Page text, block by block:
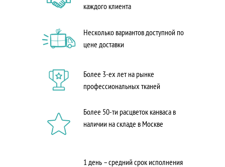
каждого клиента
Несколько вариантов доступной по
цене доставки
Более 3-ех лет на рынке
профессиональных тканей
Более 50-ти расцветок канваса в
наличии на складе в Москве
1 день – средний срок исполнения